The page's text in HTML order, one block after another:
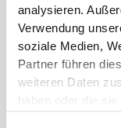
analysieren.
Verwendung
soziale Medien,
Partner führen
weiteren Daten
haben oder die